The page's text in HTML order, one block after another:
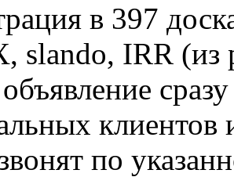
в 397
slando, IRR (из
клиентов
по